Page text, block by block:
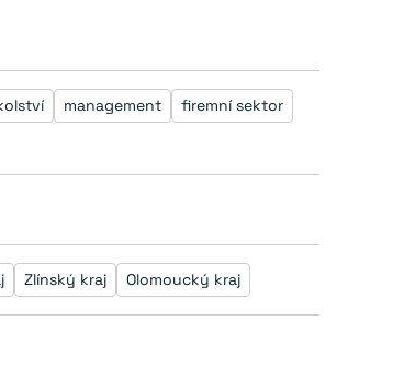
management
firemní sektor
Zlínský kraj Olomoucký kraj